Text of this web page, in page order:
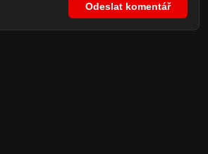
Odeslat komentář